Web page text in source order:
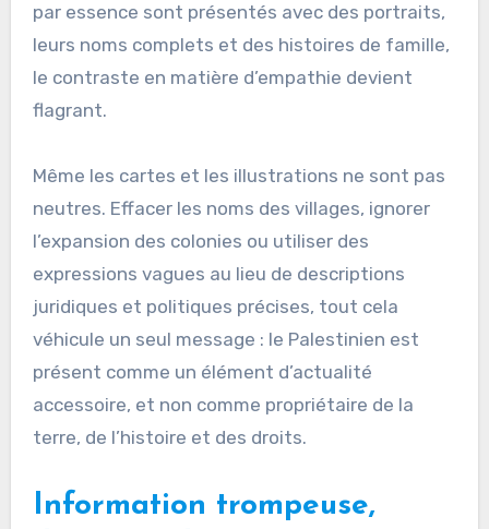
par essence sont présentés avec des portraits,
leurs noms complets et des histoires de famille,
le contraste en matière d’empathie devient
flagrant.
Même les cartes et les illustrations ne sont pas
neutres. Effacer les noms des villages, ignorer
l’expansion des colonies ou utiliser des
expressions vagues au lieu de descriptions
juridiques et politiques précises, tout cela
véhicule un seul message : le Palestinien est
présent comme un élément d’actualité
accessoire, et non comme propriétaire de la
terre, de l’histoire et des droits.
Information trompeuse,